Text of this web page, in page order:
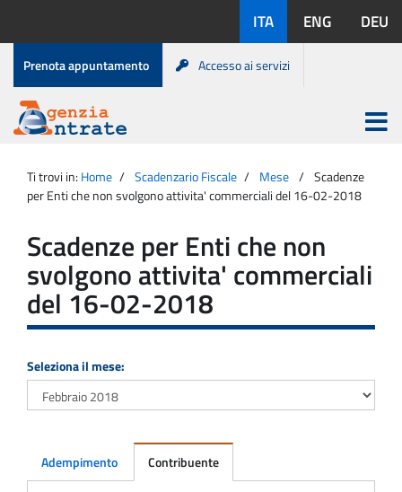
contenuto
disponibili:
ITA ENG DEU
Menu
di
servizio
Prenota appuntamento Accesso ai servizi
Agenzia
Entrate
Apri
menu
principale
Ti trovi in: Home Scadenzario Fiscale Mese
Scadenze
per Enti che non svolgono attivita' commerciali del 16-02-2018
Scadenze per Enti che non
svolgono attivita' commerciali
del 16-02-2018
Seleziona il mese:
Adempimento Contribuente